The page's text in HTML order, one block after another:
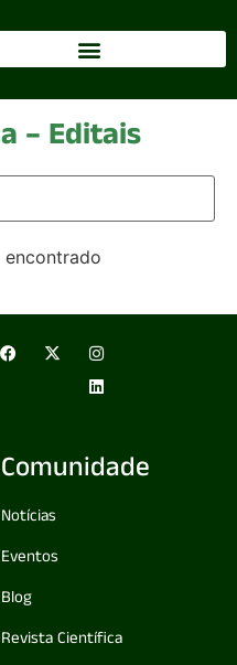
– Editais
encontrado
Comunidade
Notícias
Eventos
Blog
Revista Científica